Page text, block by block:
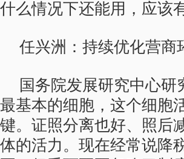
什么情况下还能用，应该
任兴洲：持续优化营商
国务院发展研究中心
最基本的细胞，这个细胞
键。证照分离也好、照后
体的活力。现在经常说降